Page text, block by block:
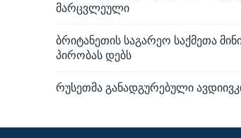
მარცვლეული
ბრიტანეთის საგარეო საქმეთა
პირობას დებს
რუსეთმა განადგურებული